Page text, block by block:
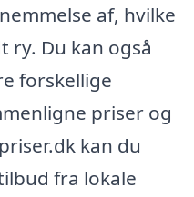
af, hvilke
ry. Du kan også
forskellige
priser og
kan du
fra lokale